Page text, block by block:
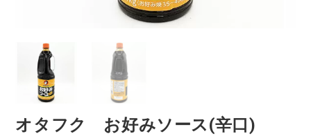
オタフク お好みソース(辛口)